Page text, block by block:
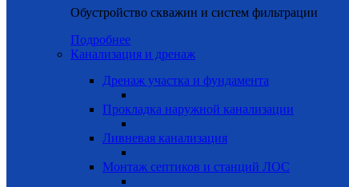
Обустройство скважин и систем фильтрации
Подробнее
Канализация и дренаж
Дренаж участка и фундамента
Прокладка наружной канализации
Ливневая канализация
Монтаж септиков и станций ЛОС